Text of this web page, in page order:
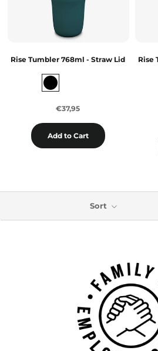
Rise Tumbler 768ml - Straw Lid
€37,95
Add to Cart
Rise
Sort